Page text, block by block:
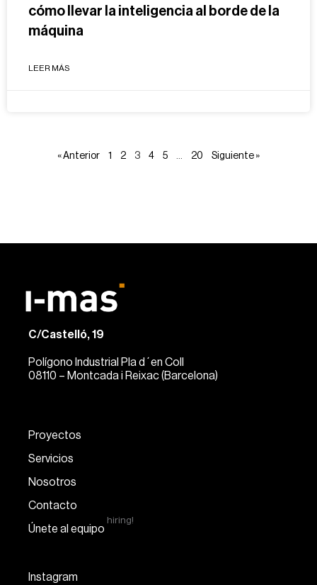
cómo llevar la inteligencia al borde de la
máquina
LEER MÁS
« Anterior 1 2 3 4 5 … 20 Siguiente »
C/Castelló, 19
Polígono Industrial Pla d´en Coll
08110 – Montcada i Reixac (Barcelona)
Proyectos
Servicios
Nosotros
Contacto
Únete al equipo
hiring!
Instagram